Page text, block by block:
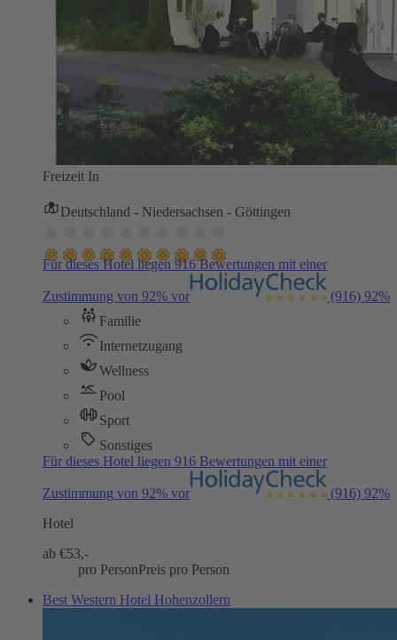
Freizeit In
Deutschland - Niedersachsen - Göttingen
Für dieses Hotel liegen 916 Bewertungen mit einer
Zustimmung von 92% vor (916) 92%
Familie
Internetzugang
Wellness
Pool
Sport
Sonstiges
Für dieses Hotel liegen 916 Bewertungen mit einer
Zustimmung von 92% vor (916) 92%
Hotel
ab €53,-
pro PersonPreis pro Person
Best Western Hotel Hohenzollern